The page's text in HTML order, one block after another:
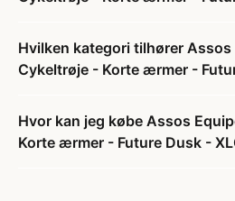
Hvilken kategori tilhører Assos
Cykeltrøje - Korte ærmer -
Hvor kan jeg købe Assos
Korte ærmer - Future Dusk -